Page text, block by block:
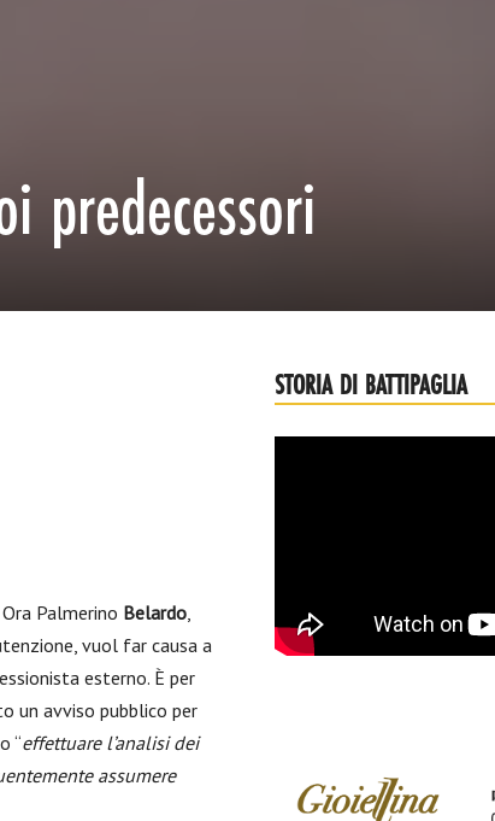
predecessori
Palmerino Belardo,
vuol far causa a
esterno. È per
un avviso pubblico per
“effettuare l’analisi dei
assumere
STORIA DI BATTIPAGLIA